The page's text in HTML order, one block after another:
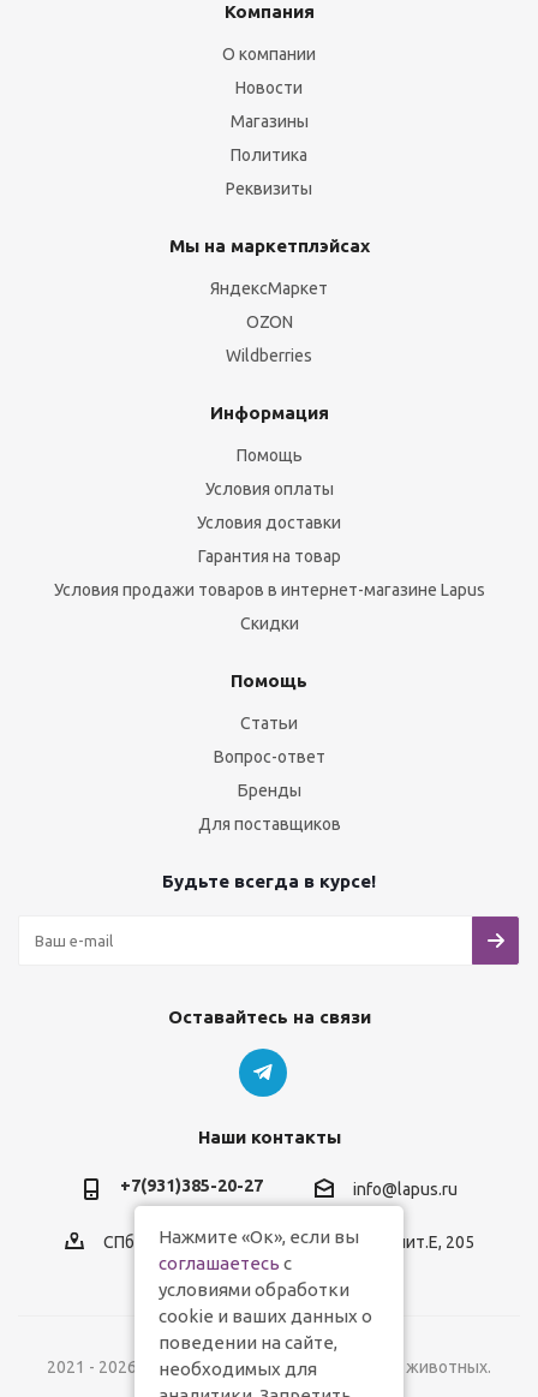
Компания
О компании
Новости
Магазины
Политика
Реквизиты
Мы на маркетплэйсах
ЯндексМаркет
OZON
Wildberries
Информация
Помощь
Условия оплаты
Условия доставки
Гарантия на товар
Условия продажи товаров в интернет-магазине Lapus
Скидки
Помощь
Статьи
Вопрос-ответ
Бренды
Для поставщиков
Будьте всегда в курсе!
Оставайтесь на связи
Наши контакты
+7(931)385-20-27 info@lapus.ru
СПб, пр.Обуховской Обороны, д.116, лит.Е, 205
2021 - 2026 © Lapus.ru - магазин товаров для животных.
Нажмите «Ок», если вы
соглашаетесь с
условиями обработки
cookie и ваших данных о
поведении на сайте,
необходимых для